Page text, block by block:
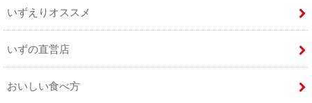
いずえりオススメ
いずの直営店
おいしい食べ方